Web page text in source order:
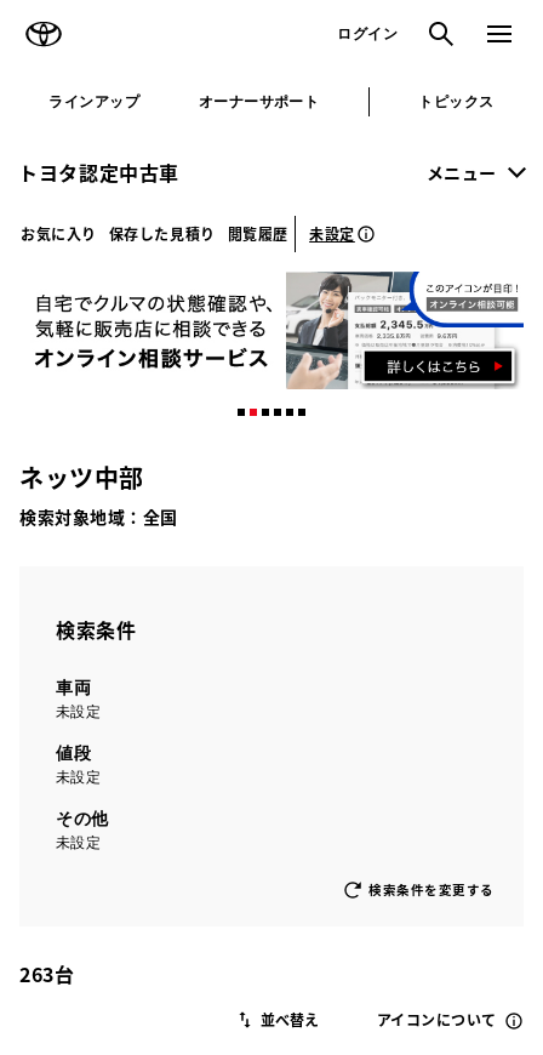
ログイン 検索 メニュ
ラインアップ オーナーサポート トピックス
トヨタ認定中古車 メニュー
お気に入り 保存した見積り 閲覧履歴 未設定
ネッツ中部
検索対象地域： 全国
検索条件
車両
未設定
値段
未設定
その他
未設定
検索条件を変更する
263台
アイコンについて